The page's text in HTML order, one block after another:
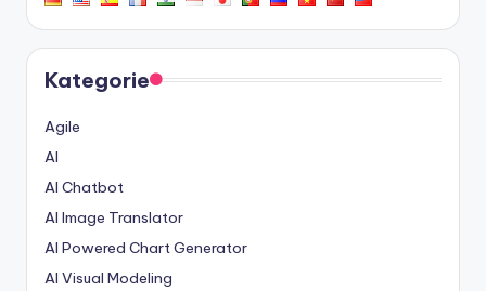
Kategorie
Agile
AI
AI Chatbot
AI Image Translator
AI Powered Chart Generator
AI Visual Modeling